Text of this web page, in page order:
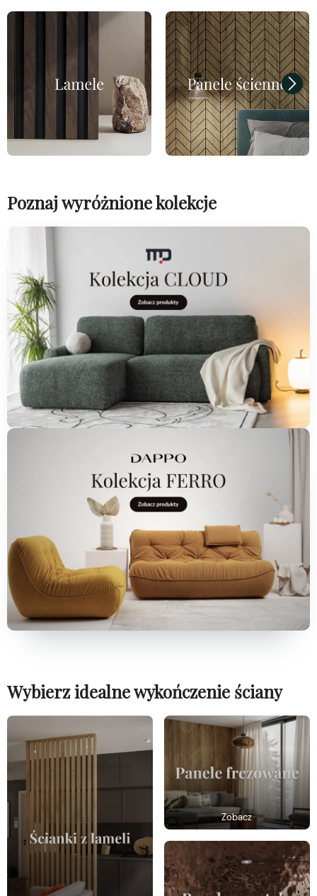
Poznaj wyróżnione kolekcje
Wybierz idealne wykończenie ściany
Zobacz